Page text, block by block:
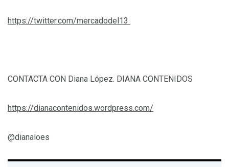
https://twitter.com/mercadodel13
CONTACTA CON Diana López. DIANA CONTENIDOS
https://dianacontenidos.wordpress.com/
@dianaloes